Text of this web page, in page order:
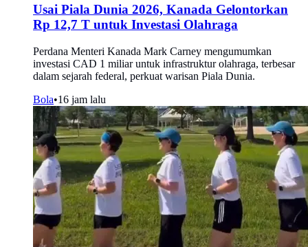
Usai Piala Dunia 2026, Kanada Gelontorkan
Rp 12,7 T untuk Investasi Olahraga
Perdana Menteri Kanada Mark Carney mengumumkan
investasi CAD 1 miliar untuk infrastruktur olahraga, terbesar
dalam sejarah federal, perkuat warisan Piala Dunia.
Bola•16 jam lalu